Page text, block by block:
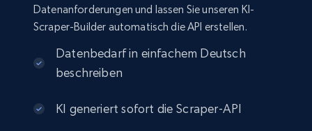
Datenanforderungen und lassen Sie unseren KI-
Scraper-Builder automatisch die API erstellen.
Datenbedarf in einfachem Deutsch
beschreiben
KI generiert sofort die Scraper-API